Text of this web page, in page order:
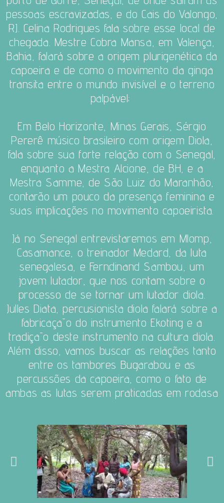
pessoas escravizadas, e do Cais do Valongo,
RJ. Celina Rodrigues fala sobre esse local de
chegada. Mestre Cobra Mansa , em Valença,
Bahia, falará sobre a origem plurigenética da
capoeira e de como o movimento da ginga
transita entre o mundo invisível e o terreno
palpável;
Em Belo Horizonte, Minas Gerais, Sérgio
Pererê músico brasileiro com origem Diola,
fala sobre sua forte relação com o Senegal,
enquanto a Mestra Alcione , de BH, e a
Mestra Samme , de São Luiz do Maranhão,
contarão um pouco da presença feminina e
suas implicações no movimento capoeirista.
Já no Senegal entrevistaremos em Mlomp,
Casamance, o treinador Medard, da luta
senegalesa, e Ferndinand Sambou, um
jovem lutador, que nos contam sobre o
processo de se tornar um lutador diola.
Julles Diata, percusionista diola falará sobre a
fabricaçāo do instrumento Ekoting e a
tradiçāo deste instrumento na cultura diola.
Além disso, vamos buscar as relações tanto
entre os tambores Bugarabou e as
percussões da capoeira, como o fato de
ambas as lutas serem praticadas em rodasa